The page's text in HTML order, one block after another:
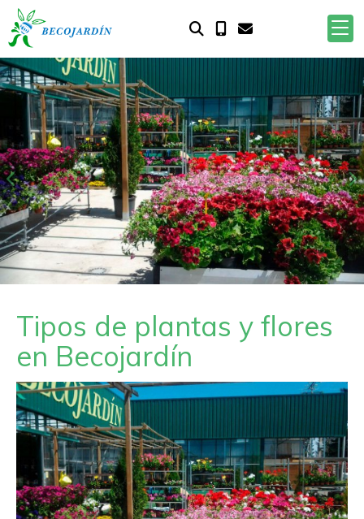
Anterior
Tipos de plantas y flores
en Becojardín